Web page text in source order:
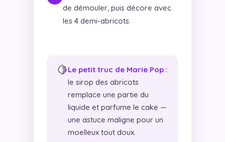
de démouler, puis décore avec
les 4 demi-abricots.
🍋Le petit truc de Marie Pop :
le sirop des abricots
remplace une partie du
liquide et parfume le cake —
une astuce maligne pour un
moelleux tout doux.